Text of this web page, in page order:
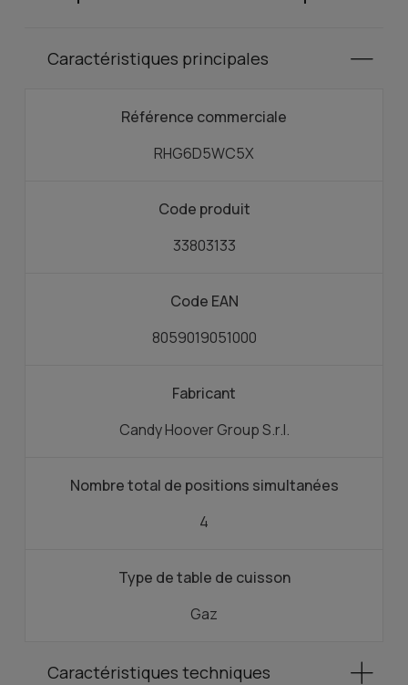
Caractéristiques principales
Référence commerciale
RHG6D5WC5X
Code produit
33803133
Code EAN
8059019051000
Fabricant
Candy Hoover Group S.r.l.
Nombre total de positions simultanées
4
Type de table de cuisson
Gaz
Caractéristiques techniques